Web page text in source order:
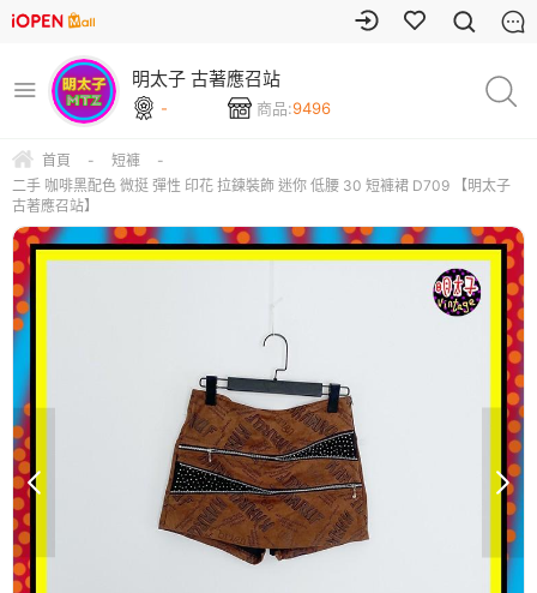
明太子 古著應召站
- 商品:9496
首頁 - 短褲
-
二手 咖啡黑配色 微挺 彈性 印花 拉鍊裝飾 迷你 低腰 30 短褲裙 D709 【明太子
古著應召站】